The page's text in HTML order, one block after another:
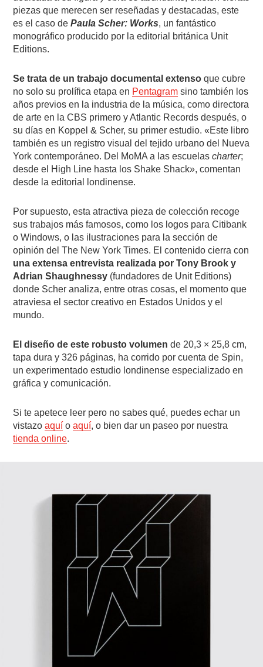
piezas que merecen ser reseñadas y destacadas, este
es el caso dePaula Scher: Works, un fantástico
monográfico producido por la editorial británica Unit
Editions.
Se trata de un trabajo documental extenso que cubre
no solo su prolífica etapa en Pentagram sino también los
años previos en la industria de la música, como directora
de arte en la CBS primero y Atlantic Records después, o
su días en Koppel & Scher, su primer estudio. «Este libro
también es un registro visual del tejido urbano del Nueva
York contemporáneo. Del MoMA a las escuelascharter;
desde el High Line hasta los Shake Shack», comentan
desde la editorial londinense.
Por supuesto, esta atractiva pieza de colección recoge
sus trabajos más famosos, como los logos para Citibank
o Windows, o las ilustraciones para la sección de
opinión del The New York Times. El contenido cierra con
una extensa entrevista realizada por Tony Brook y
Adrian Shaughnessy (fundadores de Unit Editions)
donde Scher analiza, entre otras cosas, el momento que
atraviesa el sector creativo en Estados Unidos y el
mundo.
El diseño de este robusto volumen de 20,3 × 25,8 cm,
tapa dura y 326 páginas, ha corrido por cuenta de Spin,
un experimentado estudio londinense especializado en
gráfica y comunicación.
Si te apetece leer pero no sabes qué, puedes echar un
vistazoaquí oaquí, o bien dar un paseo por nuestra
tienda online.